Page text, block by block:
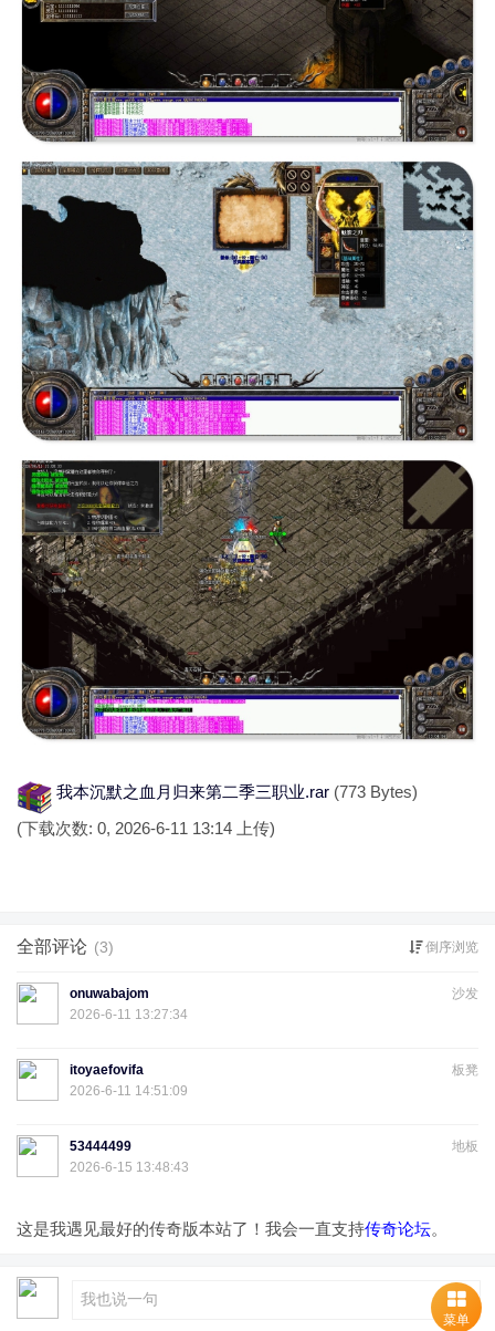
我本沉默之血月归来第二季三职业.rar (773 Bytes)
(下载次数: 0, 2026-6-11 13:14 上传)
全部评论 (3) 倒序浏览
沙发
onuwabajom
2026-6-11 13:27:34
板凳
itoyaefovifa
2026-6-11 14:51:09
地板
53444499
2026-6-15 13:48:43
这是我遇见最好的传奇版本站了！我会一直支持传奇论坛。
菜单